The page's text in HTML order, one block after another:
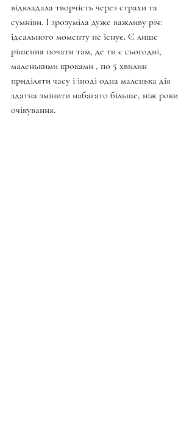
відкладала творчість через страхи та
сумніви. І зрозуміла дуже важливу річ:
ідеального моменту не існує. Є лише
рішення почати там, де ти є сьогодні,
маленькими кроками , по 5 хвилин
приділяти часу і іноді одна маленька дія
здатна змінити набагато більше, ніж роки
очікування.